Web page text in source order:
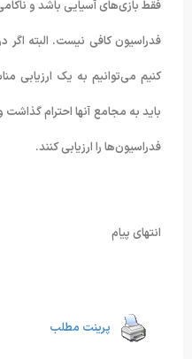
فقط بازی‌های آسیایی باشد و
فدراسیون کافی نیست. البته اگر
کنیم می‌توانیم به یک ارزیابی
باید به مجامع آنها احترام
فدراسیون‌ها را ارزیابی کنند.
انتهای پیام
پرینت مطلب